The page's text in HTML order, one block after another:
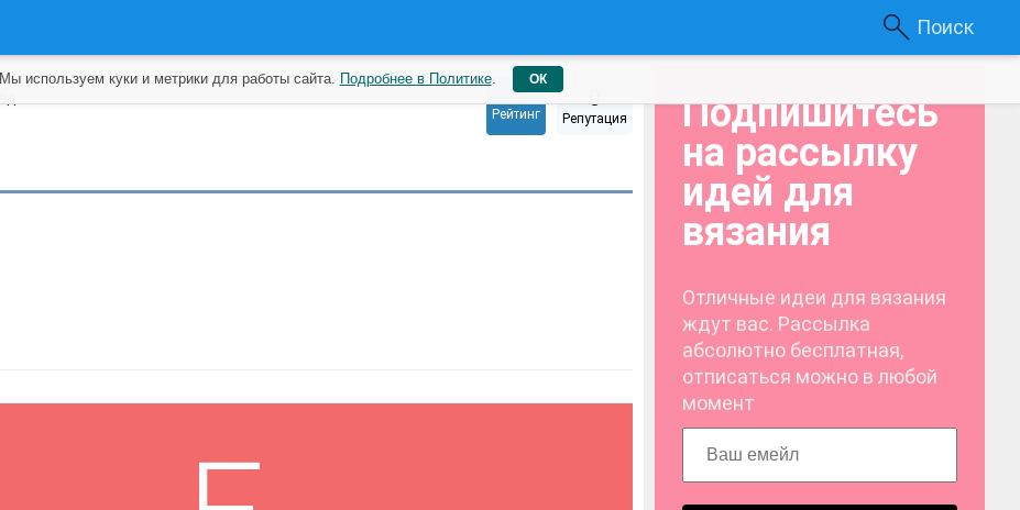
Поиск
1
Рейтинг
0
Репутация
Подпишитесь
на рассылку
идей для
вязания
Отличные идеи для вязания
ждут вас. Рассылка
абсолютно бесплатная,
отписаться можно в любой
момент
Мы используем куки и метрики для работы сайта. Подробнее в Политике. ОК